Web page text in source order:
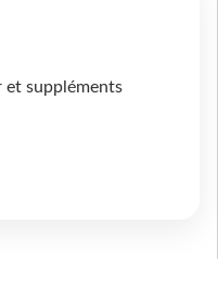
et suppléments